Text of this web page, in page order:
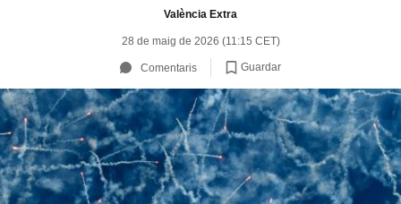
València Extra
28 de maig de 2026 (11:15 CET)
Comentaris Guardar